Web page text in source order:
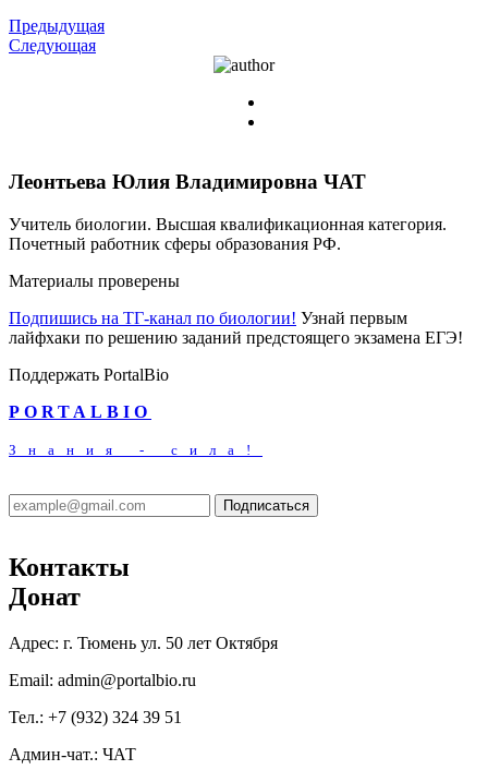
Предыдущая
Следующая
Леонтьева Юлия Владимировна ЧАТ
Учитель биологии. Высшая квалификационная категория.
Почетный работник сферы образования РФ.
Материалы проверены
Подпишись на ТГ-канал по биологии! Узнай первым
лайфхаки по решению заданий предстоящего экзамена ЕГЭ!
Поддержать PortalBio
PORTALBIO
Знания - сила!
Подписаться
Контакты
Донат
Адрес: г. Тюмень ул. 50 лет Октября
Email: admin@portalbio.ru
Тел.: +7 (932) 324 39 51
Админ-чат.: ЧАТ